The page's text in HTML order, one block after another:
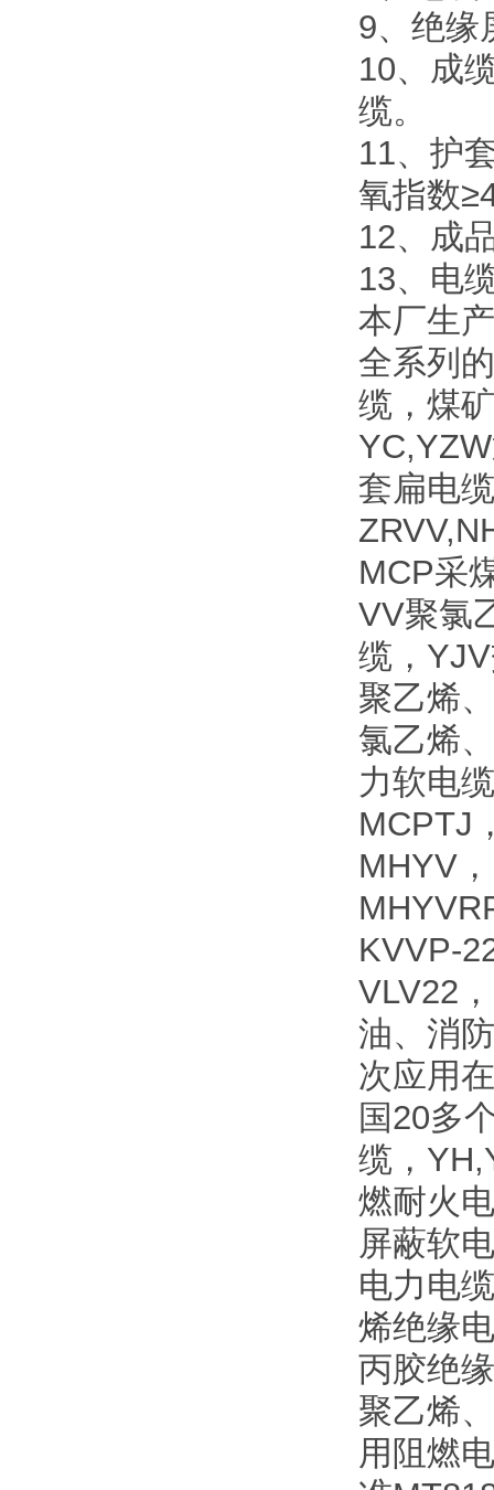
9、绝缘
10、成
缆。
11、护
氧指数
12、成
13、电
本厂生
全系列
缆，煤
套扁电
MCP采
VV聚氯
缆，
聚乙烯
氯乙烯
力软电
MCPTJ
MHYV
KVVP-
VLV22
油、消
次应用
国20多
缆，
燃耐火
屏蔽软
电力电
烯绝缘
丙胶绝
聚乙烯
用阻燃